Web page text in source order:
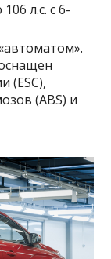
л.с. с 6-
(ESC),
(ABS) и